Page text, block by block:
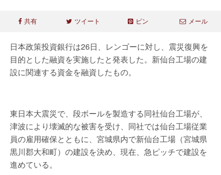
共有 ツイート ピン メール
日本政策投資銀行は26日、レンゴーに対し、震災復興を
目的とした融資を実施したと発表した。新仙台工場の建
設に関連する資金を融資したもの。
東日本大震災で、段ボールを製造する同社仙台工場が、
津波により壊滅的な被害を受け、同社では仙台工場従業
員の雇用確保とともに、宮城県内で新仙台工場（宮城県
黒川郡大和町）の建設を決め、現在、急ピッチで建設を
進めている。